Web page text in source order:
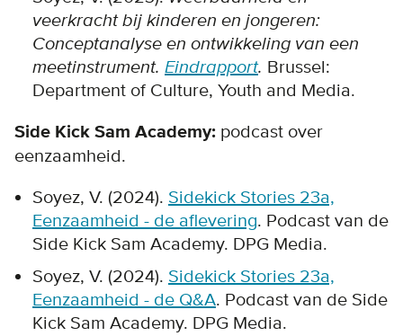
veerkracht bij kinderen en jongeren:
Conceptanalyse en ontwikkeling van een
meetinstrument. Eindrapport. Brussel:
Department of Culture, Youth and Media.
Side Kick Sam Academy: podcast over
eenzaamheid.
Soyez, V. (2024). Sidekick Stories 23a,
Eenzaamheid - de aflevering. Podcast van de
Side Kick Sam Academy. DPG Media.
Soyez, V. (2024). Sidekick Stories 23a,
Eenzaamheid - de Q&A. Podcast van de Side
Kick Sam Academy. DPG Media.